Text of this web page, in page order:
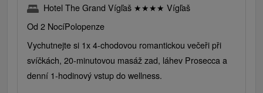
Hotel The Grand Vígľaš ★★★★ Vígľaš
Od 2 NocíPolopenze
Vychutnejte si 1x 4-chodovou romantickou večeři při
svíčkách, 20-minutovou masáž zad, láhev Prosecca a
denní 1-hodinový vstup do wellness.